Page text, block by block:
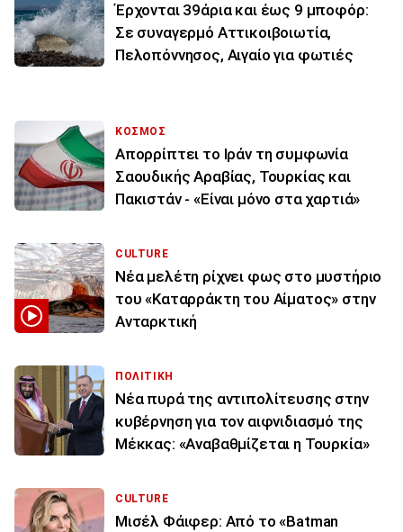
Έρχονται 39άρια και έως 9 μποφόρ:
Σε συναγερμό Αττικοιβοιωτία,
Πελοπόννησος, Αιγαίο για φωτιές
ΚΟΣΜΟΣ
Απορρίπτει το Ιράν τη συμφωνία
Σαουδικής Αραβίας, Τουρκίας και
Πακιστάν - «Είναι μόνο στα χαρτιά»
CULTURE
Νέα μελέτη ρίχνει φως στο μυστήριο
του «Καταρράκτη του Αίματος» στην
Ανταρκτική
ΠΟΛΙΤΙΚΗ
Νέα πυρά της αντιπολίτευσης στην
κυβέρνηση για τον αιφνιδιασμό της
Μέκκας: «Αναβαθμίζεται η Τουρκία»
CULTURE
Μισέλ Φάιφερ: Από το «Batman